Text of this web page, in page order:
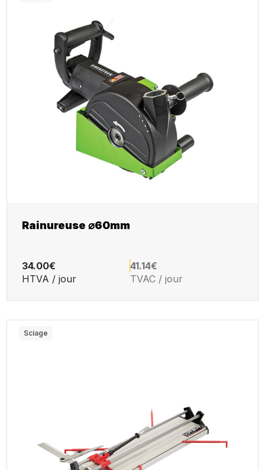
Rainureuse ⌀60mm
34.00€
41.14€
HTVA / jour
TVAC / jour
Sciage